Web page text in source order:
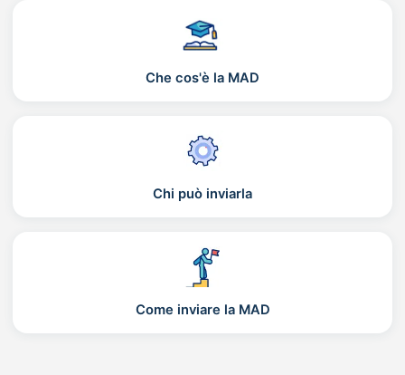
Che cos'è la MAD
Chi può inviarla
Come inviare la MAD